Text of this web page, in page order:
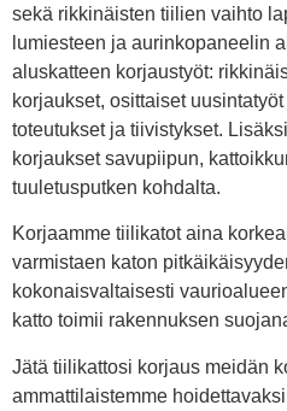
sekä rikkinäisten tiilien vaihto
lumiesteen ja aurinkopaneelin
aluskatteen korjaustyöt:
korjaukset, osittaiset
toteutukset ja tiivistykset.
korjaukset savupiipun,
tuuletusputken kohdalta.
Korjaamme tiilikatot aina
varmistaen katon
kokonaisvaltaisesti
katto toimii rakennuksen
Jätä tiilikattosi korjaus meidän
ammattilaistemme